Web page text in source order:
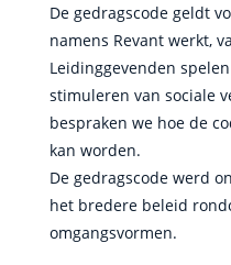
De gedragscode geldt
namens Revant werkt,
Leidinggevenden
stimuleren van sociale
bespraken we hoe de
kan worden.
De gedragscode werd
het bredere beleid
omgangsvormen.